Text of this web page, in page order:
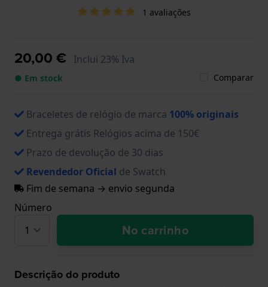
1 avaliações
20,00 € Inclui 23% Iva
● Em stock Comparar
Braceletes de relógio de marca 100% originais
Entrega grátis Relógios acima de 150€
Prazo de devolução de 30 dias
Revendedor Oficial de Swatch
Fim de semana → envio segunda
Número
No carrinho
Descrição do produto